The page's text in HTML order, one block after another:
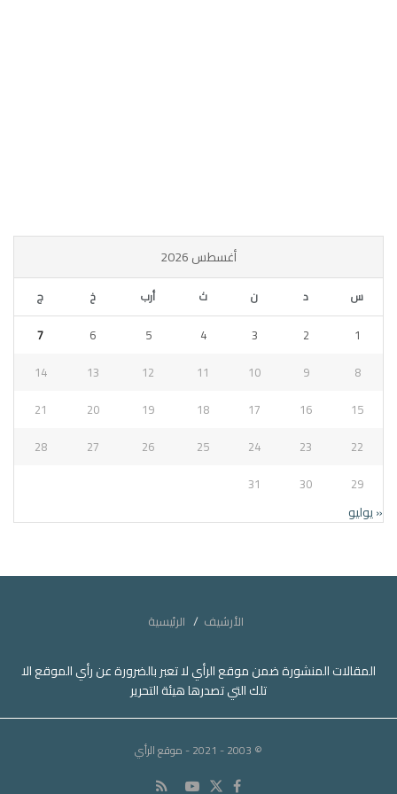
أغسطس 2026
س د ن ث أرب خ ج
1
2
3
4
5
6
7
8
9
10
11
12
13
14
15
16
17
18
19
20
21
22
23
24
25
26
27
28
29
30
31
« يوليو
الأرشيف الرئيسية
المقالات المنشورة ضمن موقع الرأي لا تعبر بالضرورة عن رأي الموقع الا
تلك التي تصدرها هيئة التحرير
© 2003 - 2021 - موقع الرأي